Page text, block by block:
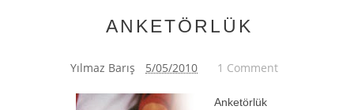
ANKETÖRLÜK
Yılmaz Barış 5/05/2010 1 Comment
Anketörlük